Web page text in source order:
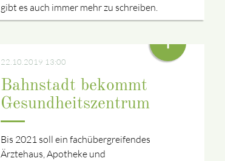
gibt es auch immer mehr zu schreiben.
22.10.2019 13:00
Bahnstadt bekommt
Gesundheitszentrum
Bis 2021 soll ein fachübergreifendes
Ärztehaus, Apotheke und
+